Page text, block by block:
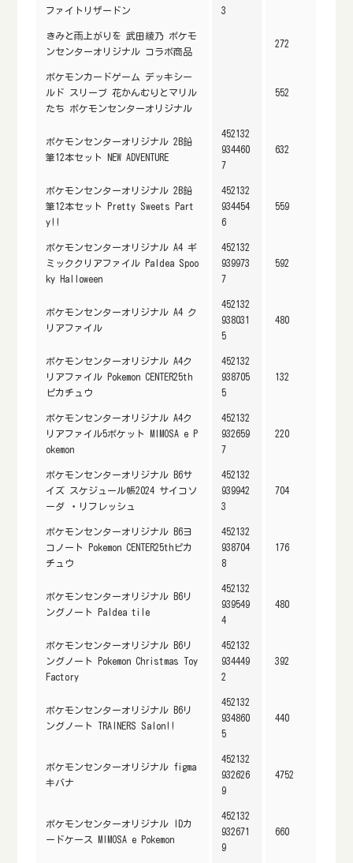
ファイトリザードン
3
きみと雨上がりを 武田綾乃 ポケモ
ンセンターオリジナル コラボ商品
272
ポケモンカードゲーム デッキシー
ルド スリーブ 花かんむりとマリル
たち ポケモンセンターオリジナル
552
ポケモンセンターオリジナル 2B鉛
筆12本セット NEW ADVENTURE
452132
934460
7
632
ポケモンセンターオリジナル 2B鉛
筆12本セット Pretty Sweets Part
y!!
452132
934454
6
559
ポケモンセンターオリジナル A4 ギ
ミッククリアファイル Paldea Spoo
ky Halloween
452132
939973
7
592
ポケモンセンターオリジナル A4 ク
リアファイル
452132
938031
5
480
ポケモンセンターオリジナル A4ク
リアファイル Pokemon CENTER25th
ピカチュウ
452132
938705
5
132
ポケモンセンターオリジナル A4ク
リアファイル5ポケット MIMOSA e P
okemon
452132
932659
7
220
ポケモンセンターオリジナル B6サ
イズ スケジュール帳2024 サイコソ
ーダ ・リフレッシュ
452132
939942
3
704
ポケモンセンターオリジナル B6ヨ
コノート Pokemon CENTER25thピカ
チュウ
452132
938704
8
176
ポケモンセンターオリジナル B6リ
ングノート Paldea tile
452132
939549
4
480
ポケモンセンターオリジナル B6リ
ングノート Pokemon Christmas Toy
Factory
452132
934449
2
392
ポケモンセンターオリジナル B6リ
ングノート TRAINERS Salon!!
452132
934860
5
440
ポケモンセンターオリジナル figma
キバナ
452132
932626
9
4752
ポケモンセンターオリジナル IDカ
ードケース MIMOSA e Pokemon
452132
932671
9
660